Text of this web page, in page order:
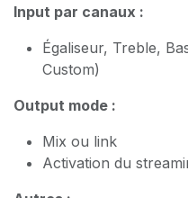
Input par canaux :
Égaliseur, Treble,
Custom)
Output mode :
Mix ou link
Activation du